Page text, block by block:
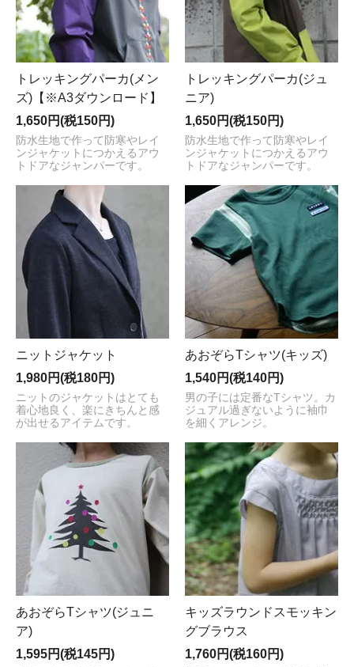
トレッキングパーカ(メン
ズ)【※A3ダウンロード】
1,650円(税150円)
防水生地で作って防寒やレイ
ンジャケットにつかえるアウ
トドアなジャンパーです。
トレッキングパーカ(ジュ
ニア)
1,650円(税150円)
防水生地で作って防寒やレイ
ンジャケットにつかえるアウ
トドアなジャンパーです。
ニットジャケット
1,980円(税180円)
ニットのジャケットはとても
着心地良く、楽にきちんと感
が出せるアイテムです。
あおぞらTシャツ(キッズ)
1,540円(税140円)
男の子には定番なTシャツ。カ
ジュアル過ぎないように袖巾
を細くアレンジ。
あおぞらTシャツ(ジュニ
ア)
1,595円(税145円)
キッズラウンドスモッキン
グブラウス
1,760円(税160円)